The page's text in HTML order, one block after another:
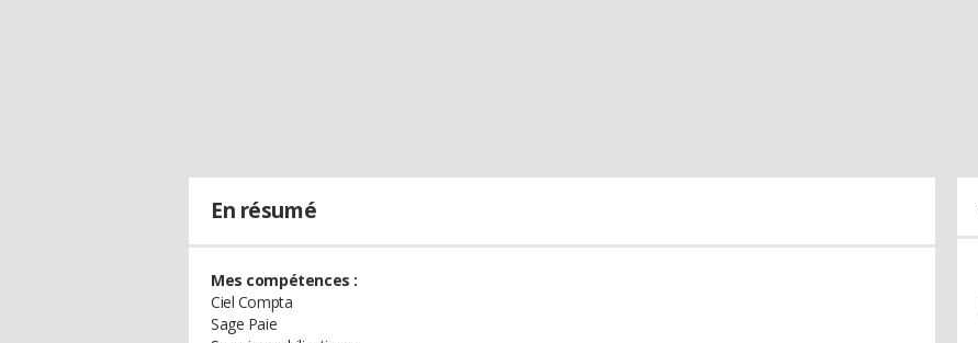
En résumé
Mes compétences :
Ciel Compta
Sage Paie